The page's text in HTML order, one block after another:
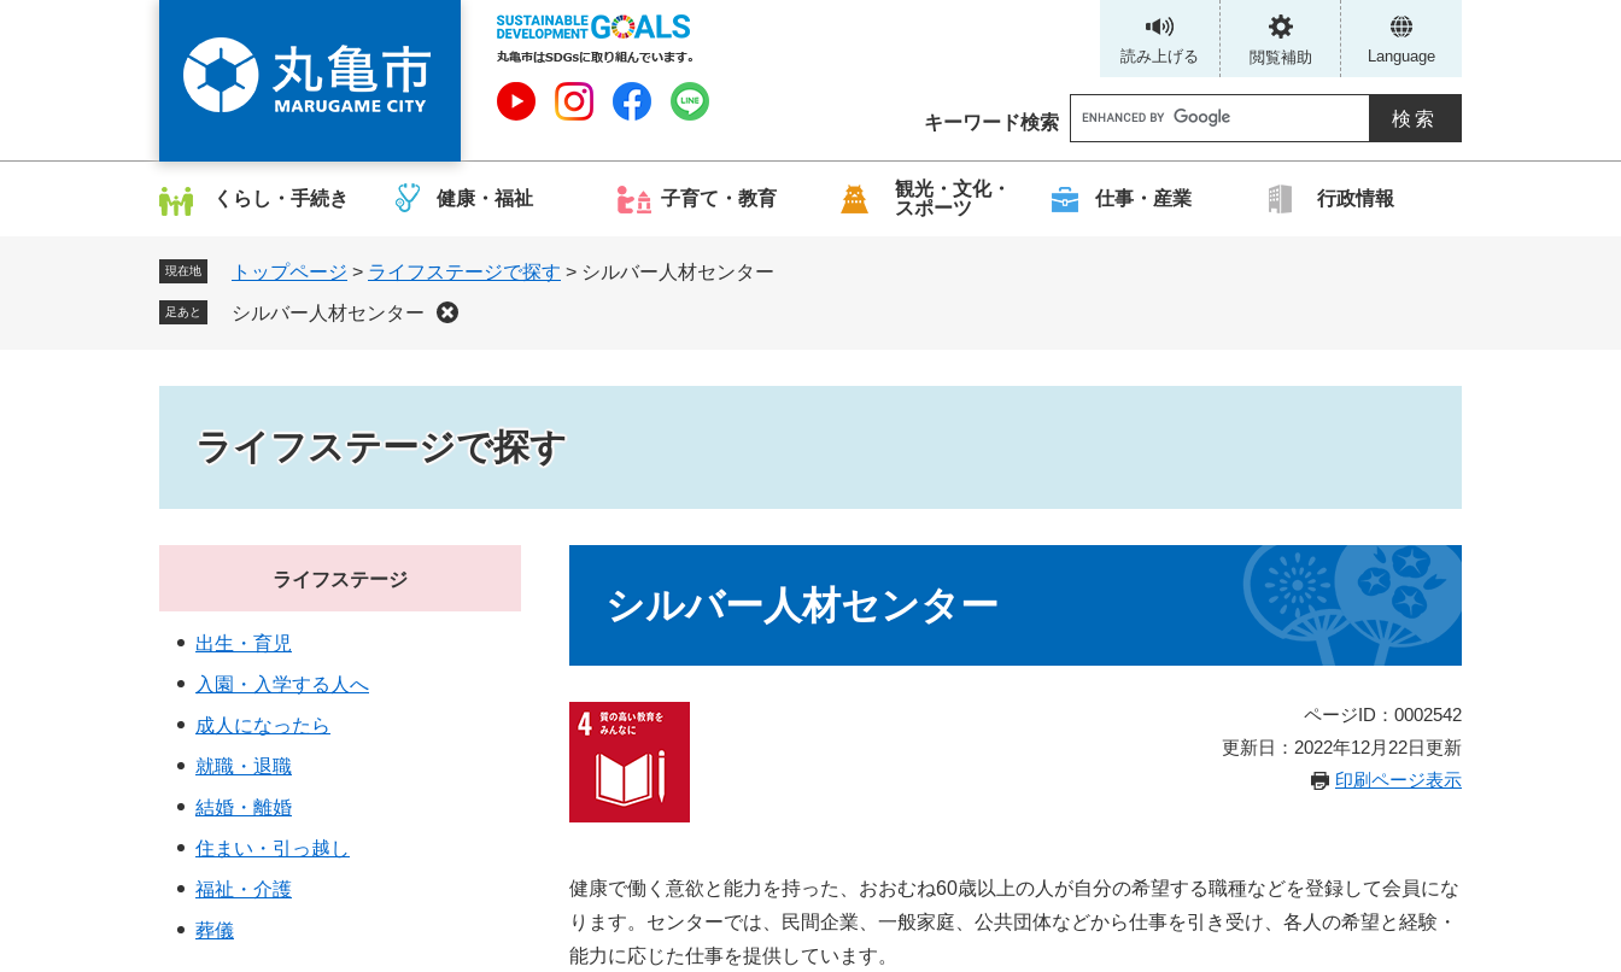
頭
飛
読み上げる 閲覧補助 Language
キーワード検索
G
o
g
l
くらし・手続き 健康・福祉 子育て・教育
観光・文化・
スポーツ
仕事・産業 行政情報
現在地 トップページ > ライフステージで探す > シルバー人材センター
足あと シルバー人材センター
ライフステージで探す
シルバー人材センター
ページID：0002542
更新日：2022年12月22日更新
印刷ページ表示
健康で働く意欲と能力を持った、おおむね60歳以上の人が自分の希望する職種などを登録して会員にな
ります。センターでは、民間企業、一般家庭、公共団体などから仕事を引き受け、各人の希望と経験・
能力に応じた仕事を提供しています。
ライフステージ
出生・育児
入園・入学する人へ
成人になったら
就職・退職
結婚・離婚
住まい・引っ越し
福祉・介護
葬儀